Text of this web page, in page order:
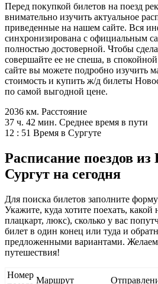
Перед покупкой билетов на поезд
внимательно изучить актуальное
приведенные на нашем сайте. Вся
синхронизирована с официальным
полностью достоверной. Чтобы
совершайте ее не спеша, в
сайте вы можете подробно изучить
стоимость и купить ж/д билеты
по самой выгодной цене.
2036 км. Расстояние
37 ч. 42 мин. Среднее время в пути
12 : 51 Время в Сургуте
Расписание поездов
Сургут на сегодня
Для поиска билетов заполните
Укажите, куда хотите поехать,
плацкарт, люкс), сколько у вас
билет в один конец или туда и
предложенными вариантами.
путешествия!
Номер
Маршрут